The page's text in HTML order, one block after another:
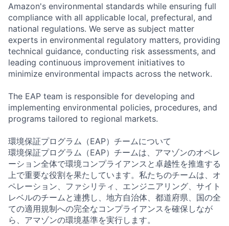
Amazon's environmental standards while ensuring full
compliance with all applicable local, prefectural, and
national regulations. We serve as subject matter
experts in environmental regulatory matters, providing
technical guidance, conducting risk assessments, and
leading continuous improvement initiatives to
minimize environmental impacts across the network.
The EAP team is responsible for developing and
implementing environmental policies, procedures, and
programs tailored to regional markets.
環境保証プログラム（EAP）チームについて
環境保証プログラム（EAP）チームは、アマゾンのオペレ
ーション全体で環境コンプライアンスと卓越性を推進する
上で重要な役割を果たしています。私たちのチームは、オ
ペレーション、ファシリティ、エンジニアリング、サイト
レベルのチームと連携し、地方自治体、都道府県、国の全
ての適用規制への完全なコンプライアンスを確保しなが
ら、アマゾンの環境基準を実行します。